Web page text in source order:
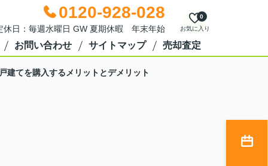
0120-928-028
日：毎週水曜日 GW 夏期休暇 年末年始 お気に入り
0
お問い合わせ サイトマップ 売却査定
建てを購入するメリットとデメリット